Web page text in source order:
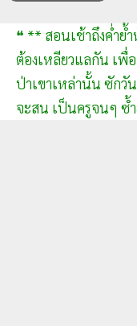
❝ ** สอนเช้าถึงค่ำย้
ต้องเหลียวแลกัน เพื่
ป่าเขาเหล่านั้น ซักวั
จะสน เป็นครูจนๆ ซ้